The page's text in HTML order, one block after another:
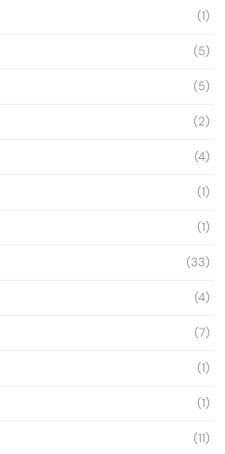
(1)
(5)
(5)
(2)
(4)
(1)
(1)
(33)
(4)
(7)
(1)
(1)
(11)